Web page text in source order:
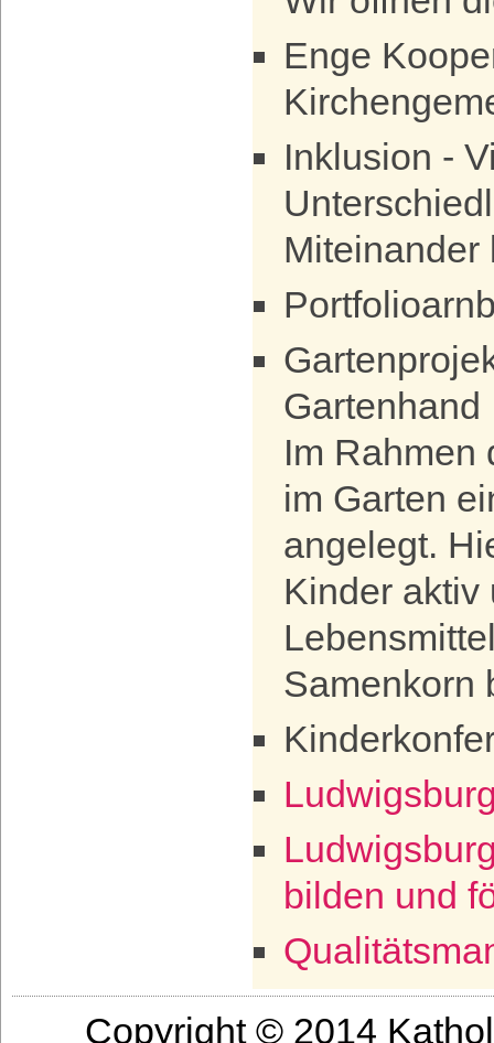
Enge
Inklusion -
Miteinander
Gartenhand
Im Rahmen
im Garten
angelegt.
Kinder aktiv
Samenkorn
bilden und
Copyright © 2014